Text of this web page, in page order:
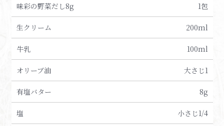
味彩の野菜だし8g 1包
生クリーム 200ml
牛乳 100ml
オリーブ油 大さじ1
有塩バター 8g
塩 小さじ1/4